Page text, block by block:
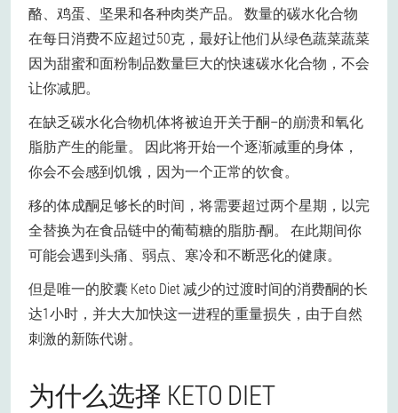
酪、鸡蛋、坚果和各种肉类产品。 数量的碳水化合物
在每日消费不应超过50克，最好让他们从绿色蔬菜蔬菜
因为甜蜜和面粉制品数量巨大的快速碳水化合物，不会
让你减肥。
在缺乏碳水化合物机体将被迫开关于酮–的崩溃和氧化
脂肪产生的能量。 因此将开始一个逐渐减重的身体，
你会不会感到饥饿，因为一个正常的饮食。
移的体成酮足够长的时间，将需要超过两个星期，以完
全替换为在食品链中的葡萄糖的脂肪-酮。 在此期间你
可能会遇到头痛、弱点、寒冷和不断恶化的健康。
但是唯一的胶囊 Keto Diet 减少的过渡时间的消费酮的长
达1小时，并大大加快这一进程的重量损失，由于自然
刺激的新陈代谢。
为什么选择 KETO DIET